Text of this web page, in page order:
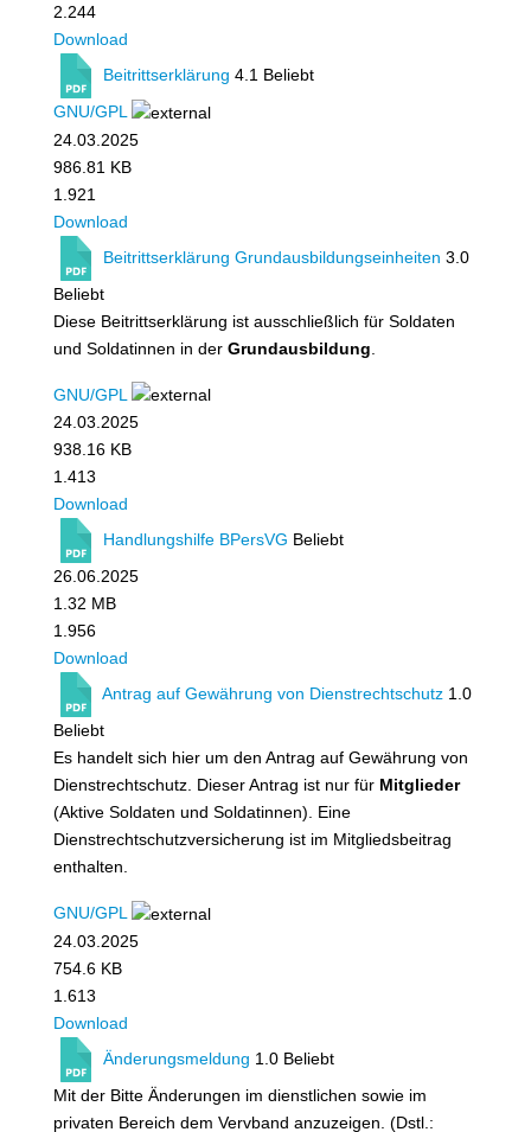
2.244
Download
Beitrittserklärung 4.1 Beliebt
GNU/GPL
24.03.2025
986.81 KB
1.921
Download
Beitrittserklärung Grundausbildungseinheiten 3.0
Beliebt
Diese Beitrittserklärung ist ausschließlich für Soldaten
und Soldatinnen in der Grundausbildung
GNU/GPL
24.03.2025
938.16 KB
1.413
Download
Handlungshilfe BPersVG Beliebt
26.06.2025
1.32 MB
1.956
Download
Antrag auf Gewährung von Dienstrechtschutz 1.0
Beliebt
Es handelt sich hier um den Antrag auf Gewährung von
Dienstrechtschutz. Dieser Antrag ist nur für Mitglieder
(Aktive Soldaten und Soldatinnen). Eine
Dienstrechtschutzversicherung ist im Mitgliedsbeitrag
enthalten.
GNU/GPL
24.03.2025
754.6 KB
1.613
Download
Änderungsmeldung 1.0 Beliebt
Mit der Bitte Änderungen im dienstlichen sowie im
privaten Bereich dem Vervband anzuzeigen. (Dstl.: